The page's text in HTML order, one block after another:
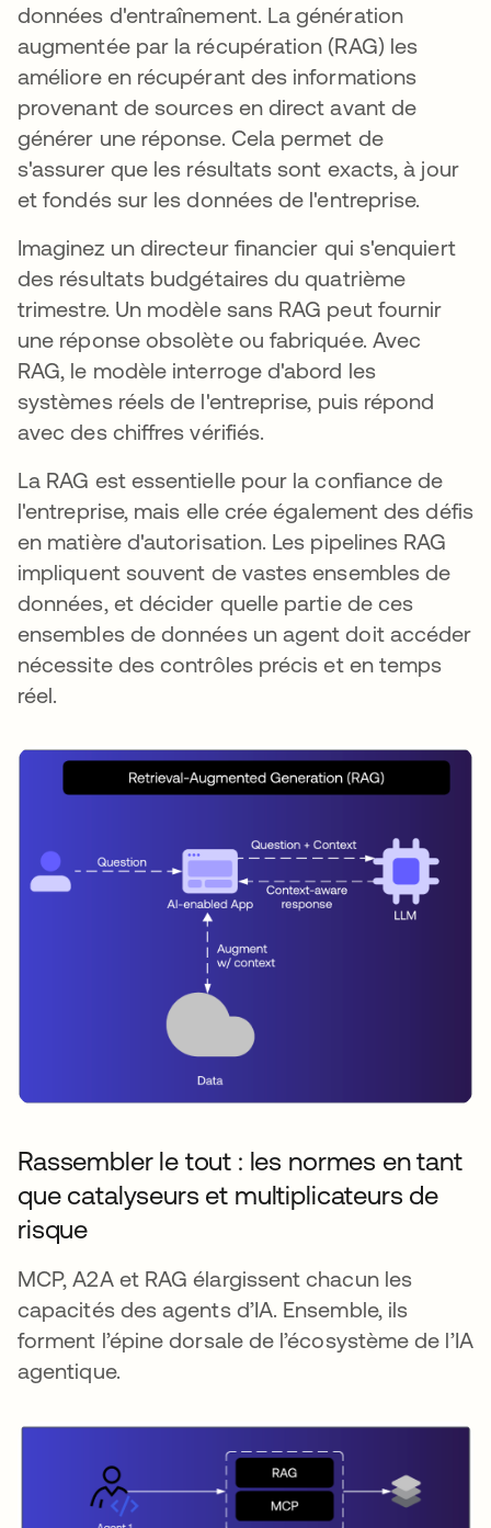
données d'entraînement. La génération
augmentée par la récupération (RAG) les
améliore en récupérant des informations
provenant de sources en direct avant de
générer une réponse. Cela permet de
s'assurer que les résultats sont exacts, à jour
et fondés sur les données de l'entreprise.
Imaginez un directeur financier qui s'enquiert
des résultats budgétaires du quatrième
trimestre. Un modèle sans RAG peut fournir
une réponse obsolète ou fabriquée. Avec
RAG, le modèle interroge d'abord les
systèmes réels de l'entreprise, puis répond
avec des chiffres vérifiés.
La RAG est essentielle pour la confiance de
l'entreprise, mais elle crée également des défis
en matière d'autorisation. Les pipelines RAG
impliquent souvent de vastes ensembles de
données, et décider quelle partie de ces
ensembles de données un agent doit accéder
nécessite des contrôles précis et en temps
réel.
Rassembler le tout : les normes en tant
que catalyseurs et multiplicateurs de
risque
MCP, A2A et RAG élargissent chacun les
capacités des agents d’IA. Ensemble, ils
forment l’épine dorsale de l’écosystème de l’IA
agentique.